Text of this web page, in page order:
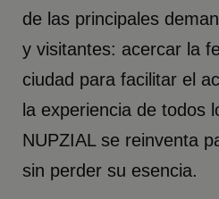
de las principales
y visitantes: acercar la
ciudad para facilitar el
la experiencia de todos
NUPZIAL se reinventa
sin perder su esencia.